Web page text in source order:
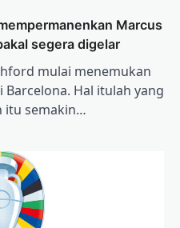
Marcus
segera digelar
mulai menemukan
Hal itulah yang
itu semakin…